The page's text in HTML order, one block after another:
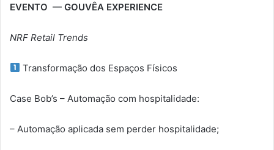
EVENTO — GOUVÊA EXPERIENCE
NRF Retail Trends
Transformação dos Espaços Físicos
Case Bob’s – Automação com hospitalidade:
– Automação aplicada sem perder hospitalidade;